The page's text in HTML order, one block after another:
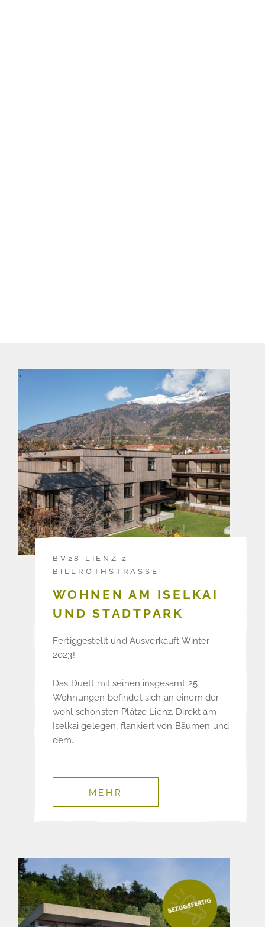
BV28 LIENZ 2
BILLROTHSTRASSE
WOHNEN AM ISELKAI
UND STADTPARK
Fertiggestellt und Ausverkauft Winter
2023!
Das Duett mit seinen insgesamt 25
Wohnungen befindet sich an einem der
wohl schönsten Plätze Lienz. Direkt am
Iselkai gelegen, flankiert von Bäumen und
dem…
MEHR